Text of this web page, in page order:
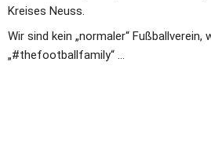
Kreises Neuss.
Wir sind kein „normaler“ Fußballverein,
„#thefootballfamily“ ...